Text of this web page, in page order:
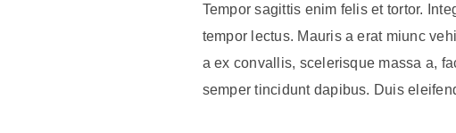
Tempor sagittis enim felis et tortor.
tempor lectus. Mauris a erat miunc
a ex convallis, scelerisque massa a,
semper tincidunt dapibus. Duis